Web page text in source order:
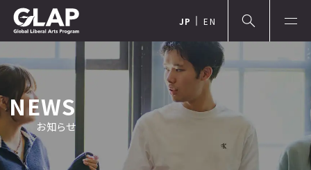
JP EN
NEWS
お知らせ